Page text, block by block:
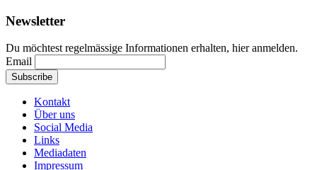
Newsletter
Du möchtest regelmässige Informationen erhalten, hier anmelden.
Email
Kontakt
Über uns
Social Media
Links
Mediadaten
Impressum